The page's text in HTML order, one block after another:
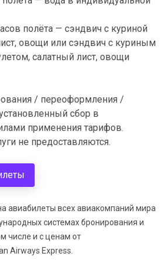
полёта — сэндвич с куриной
овощи или сэндвич с куриным
салатный лист, овощи
/ переоформления /
сбор в
применения тарифов.
не предоставляются.
авиабилеты всех авиакомпаний мира
системах бронирования и
числе и с ценам от
Airways Express.